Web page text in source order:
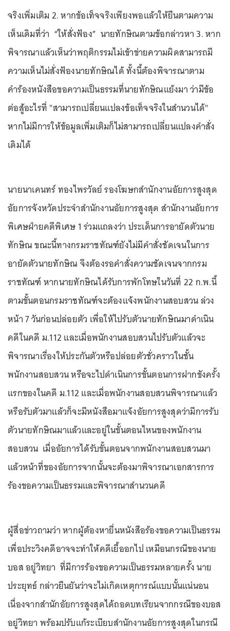
จริงเพิ่มเติม 2. หากข้อเท็จจริงเพียงพอแล้วให้ยืนตามความ
เห็นเดิมที่ว่า “ให้สั่งฟ้อง” นายทักษิณตามข้อกล่าวหา 3. หาก
พิจารณาแล้วเห็นว่าพฤติกรรมไม่เข้าข่ายความผิดสามารถมี
ความเห็นไม่สั่งฟ้องนายทักษิณได้ ทั้งนี้ต้องพิจารณาตาม
คำร้องหนังสือขอความเป็นธรรมที่นายทักษิณแย้งมา ว่ามีข้อ
ต่อสู้อะไรที่ "สามารถเปลี่ยนแปลงข้อเท็จจริงในสำนวนได้"
หากไม่มีการให้ข้อมูลเพิ่มเติมก็ไม่สามารถเปลี่ยนแปลงคำสั่ง
เดิมได้
นายนาเคนทร์ ทองไพรวัลย์ รองโฆษกสำนักงานอัยการสูงสุด
อัยการจังหวัดประจำสำนักงานอัยการสูงสุด สำนักงานอัยการ
พิเศษฝ่ายคดีพิเศษ 1 ร่วมแถลงว่า ประเด็นการอายัดตัวนาย
ทักษิณ ขณะนี้ทางกรมราชทัณฑ์ยังไม่มีคำสั่งชัดเจนในการ
อายัดตัวนายทักษิณ จึงต้องรอคำสั่งความชัดเจนจากกรม
ราชทัณฑ์ หากนายทักษิณได้รับการพักโทษในวันที่ 22 ก.พ.นี้
ตามขั้นตอนกรมราชทัณฑ์จะต้องแจ้งพนักงานสอบสวน ล่วง
หน้า 7 วันก่อนปล่อยตัว เพื่อให้ไปรับตัวนายทักษิณมาดำเนิน
คดีในคดี ม.112 และเมื่อพนักงานสอบสวนไปรับตัวแล้วจะ
พิจารณาเรื่องให้ประกันตัวหรือปล่อยตัวชั่วคราวในชั้น
พนักงานสอบสวน หรือจะไปดำเนินการขั้นตอนการฝากขังครั้ง
แรกของในคดี ม.112 และเมื่อพนักงานสอบสวนพิจารณาแล้ว
หรือรับตัวมาแล้วก็จะมีหนังสือมาแจ้งอัยการสูงสุดว่ามีการรับ
ตัวนายทักษิณมาแล้วและอยู่ในขั้นตอนไหนของพนักงาน
สอบสวน เมื่ออัยการได้รับขั้นตอนจากพนักงานสอบสวนมา
แล้วหน้าที่ของอัยการจากนั้นจะต้องมาพิจารณาเอกสารการ
ร้องขอความเป็นธรรมและพิจารณาสำนวนคดี
ผู้สื่อข่าวถามว่า หากผู้ต้องหายื่นหนังสือร้องขอความเป็นธรรม
เพื่อประวิงคดีอาจจะทำให้คดีเยื้ออกไป เหมือนกรณีของนาย
บอส อยู่วิทยา ที่มีการร้องขอความเป็นธรรมหลายครั้ง นาย
ประยุทธ์ กล่าวยืนยันว่าจะไม่เกิดเหตุการณ์แบบนั้นแน่นอน
เนื่องจากสำนักอัยการสูงสุดได้ถอดบทเรียนจากกรณีของบอส
อยู่วิทยา พร้อมปรับแก้ระเบียบสำนักงานอัยการสูงสุดในกรณี